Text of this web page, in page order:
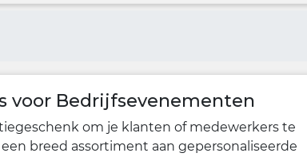
voor Bedrijfsevenementen
om je klanten of medewerkers te
breed assortiment aan gepersonaliseerde